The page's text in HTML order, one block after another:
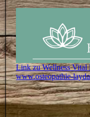
Link zu Wellness Vital
www.osteopathie-